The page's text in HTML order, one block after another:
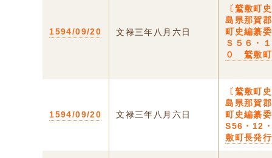
1594/09/20 文禄三年八月六日
〔鷲敷町
島県那賀
町史編纂
Ｓ５６・
０ 鷲敷
1594/09/20 文禄三年八月六日
〔鷲敷町
島県那賀
町史編纂
S56・12
敷町長発行